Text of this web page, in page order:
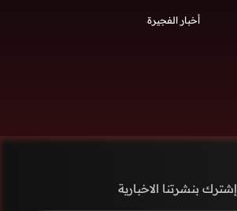
أخبار الفجيرة
إشترك بنشرتنا الاخبارية